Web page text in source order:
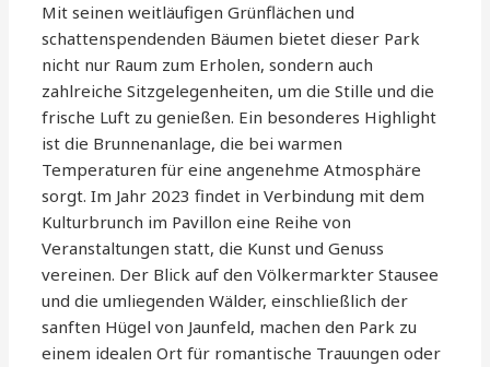
Mit seinen weitläufigen Grünflächen und
schattenspendenden Bäumen bietet dieser Park
nicht nur Raum zum Erholen, sondern auch
zahlreiche Sitzgelegenheiten, um die Stille und die
frische Luft zu genießen. Ein besonderes Highlight
ist die Brunnenanlage, die bei warmen
Temperaturen für eine angenehme Atmosphäre
sorgt. Im Jahr 2023 findet in Verbindung mit dem
Kulturbrunch im Pavillon eine Reihe von
Veranstaltungen statt, die Kunst und Genuss
vereinen. Der Blick auf den Völkermarkter Stausee
und die umliegenden Wälder, einschließlich der
sanften Hügel von Jaunfeld, machen den Park zu
einem idealen Ort für romantische Trauungen oder